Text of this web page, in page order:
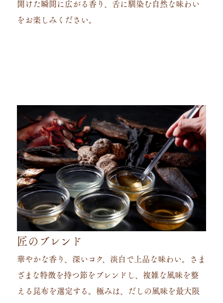
開けた瞬間に広がる香り、舌に馴染む自然な味わい
をお楽しみください。
匠のブレンド
華やかな香り、深いコク、淡白で上品な味わい。さま
ざまな特徴を持つ節をブレンドし、複雑な風味を整
える昆布を選定する。極みは、だしの風味を最大限